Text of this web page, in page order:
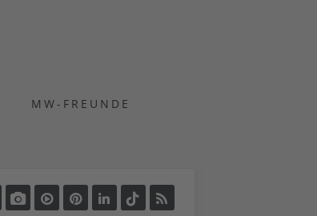
MW-FREUNDE